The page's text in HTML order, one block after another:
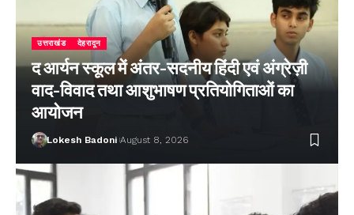
उत्तराखंड देहरादून
द आर्यन स्कूल में अंतर-सदनीय हिंदी एवं अंग्रेज़ी
वाद-विवाद तथा आशुभाषण प्रतियोगिताओं का
आयोजन
Lokesh Badoni August 8, 2026